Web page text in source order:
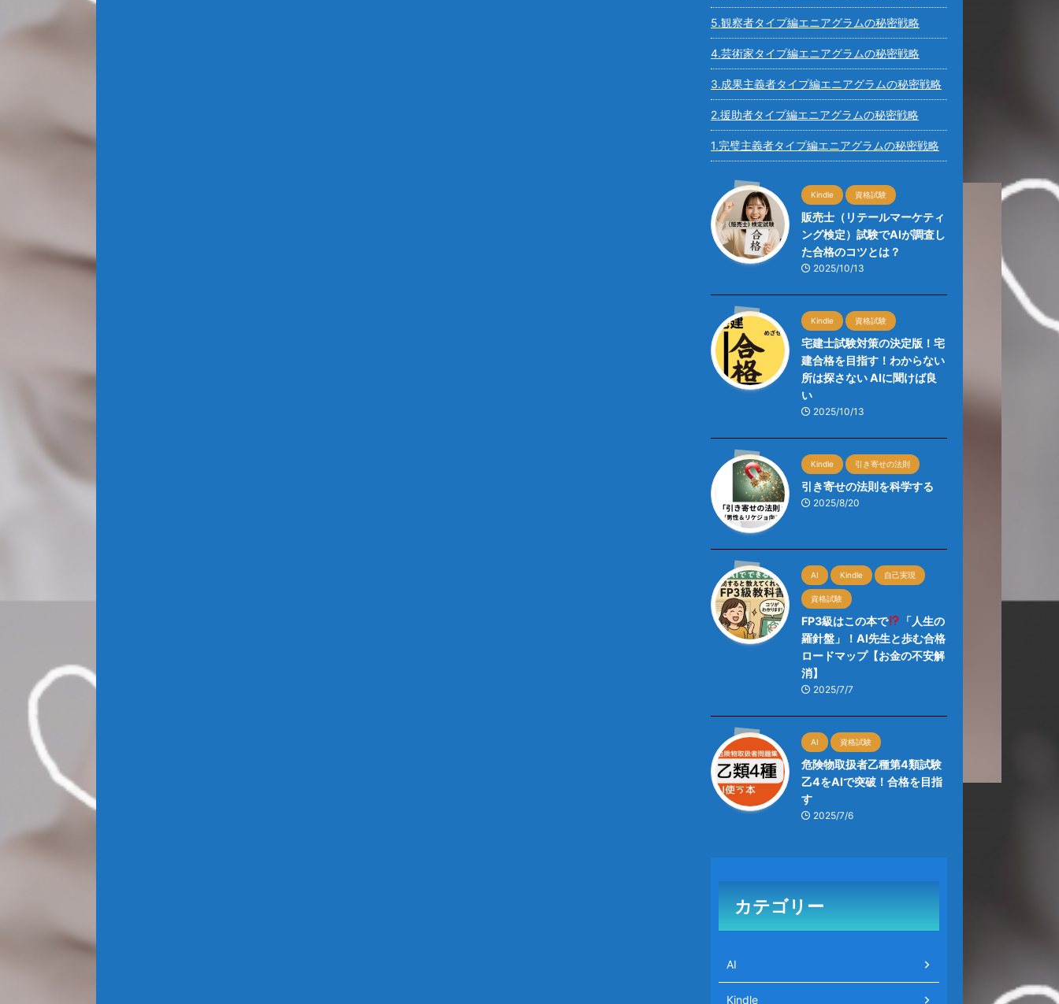
5.観察者タイプ編エニアグラムの秘密戦略
4.芸術家タイプ編エニアグラムの秘密戦略
3.成果主義者タイプ編エニアグラムの秘密戦略
2.援助者タイプ編エニアグラムの秘密戦略
1.完璧主義者タイプ編エニアグラムの秘密戦略
Kindle 資格試験
販売士（リテールマーケティ
ング検定）試験でAIが調査し
た合格のコツとは？
2025/10/13
Kindle 資格試験
宅建士試験対策の決定版！宅
建合格を目指す！わからない
所は探さない AIに聞けば良
い
2025/10/13
Kindle 引き寄せの法則
引き寄せの法則を科学する
2025/8/20
AI Kindle 自己実現
資格試験
FP3級はこの本で
「人生の
羅針盤」！AI先生と歩む合格
ロードマップ【お金の不安解
消】
2025/7/7
AI 資格試験
危険物取扱者乙種第4類試験
乙4をAIで突破！合格を目指
す
2025/7/6
カテゴリー
AI
Kindle